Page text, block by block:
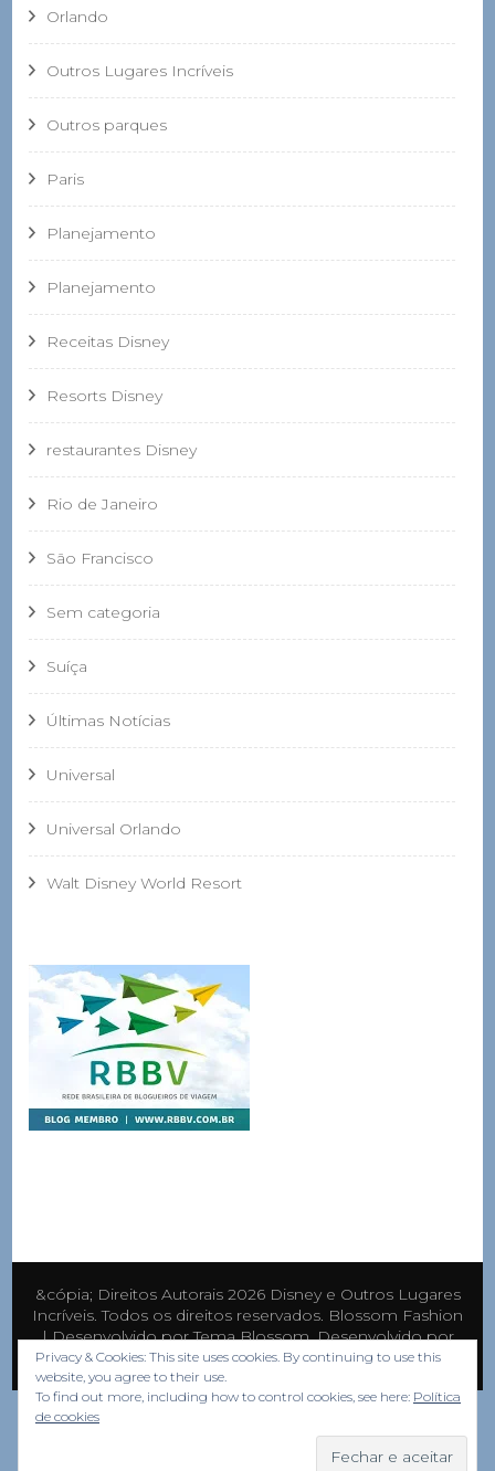
Orlando
Outros Lugares Incríveis
Outros parques
Paris
Planejamento
Planejamento
Receitas Disney
Resorts Disney
restaurantes Disney
Rio de Janeiro
São Francisco
Sem categoria
Suíça
Últimas Notícias
Universal
Universal Orlando
Walt Disney World Resort
&cópia; Direitos Autorais 2026 Disney e Outros Lugares
Incríveis. Todos os direitos reservados. Blossom Fashion
| Desenvolvido porTema Blossom. Desenvolvido por
WordPress.
Privacy & Cookies: This site uses cookies. By continuing to use this
website, you agree to their use.
To find out more, including how to control cookies, see here: Política
de cookies